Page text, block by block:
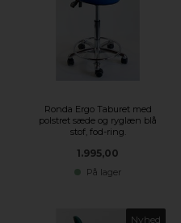
Ronda Ergo Taburet med
polstret sæde og ryglæn blå
stof, fod-ring.
1.995,00
På lager
Nyhed